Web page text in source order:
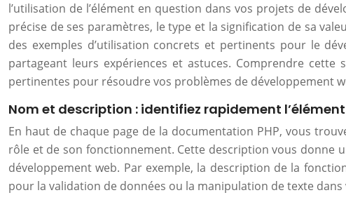
l’utilisation de l’élément en question dans vos projets de
précise de ses paramètres, le type et la signification de sa
des exemples d’utilisation concrets et pertinents pour le
partageant leurs expériences et astuces. Comprendre
pertinentes pour résoudre vos problèmes de développement
Nom et description : identifiez rapidement
En haut de chaque page de la documentation PHP, vous
rôle et de son fonctionnement. Cette description vous donne
développement web. Par exemple, la description de la
pour la validation de données ou la manipulation de texte dans